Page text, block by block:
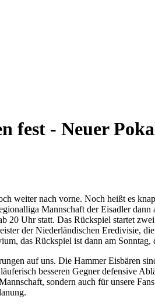
fest - Neuer
weiter nach vorne. Noch heißt es
Mannschaft der Eisadler
20 Uhr statt. Das Rückspiel startet
der Niederländischen Eredivisie,
das Rückspiel ist dann am
auf uns. Die Hammer Eisbären
besseren Gegner defensive
sondern auch für unsere